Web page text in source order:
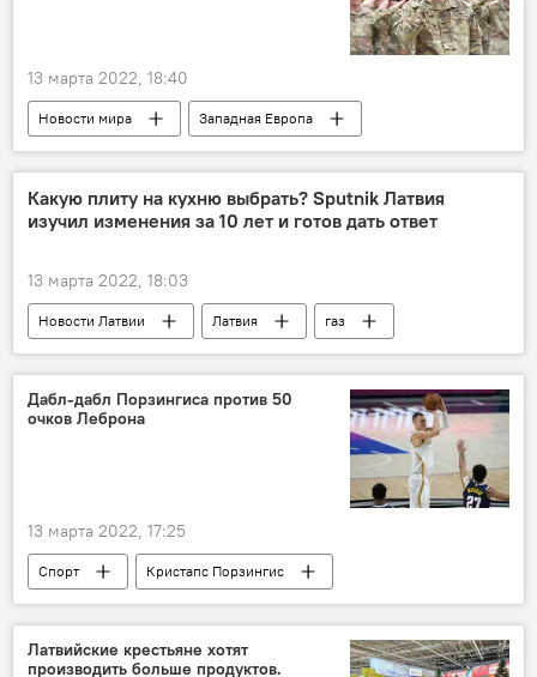
13 марта 2022, 18:40
Новости мира
Западная Европа
Украина
неонацизм
Операция по демилитаризации Украины
Какую плиту на кухню выбрать? Sputnik Латвия
изучил изменения за 10 лет и готов дать ответ
13 марта 2022, 18:03
Новости Латвии Латвия
газ
электричество
столетие Финляндии
Дабл-дабл Порзингиса против 50
очков Леброна
13 марта 2022, 17:25
Спорт
Кристапс Порзингис
Национальная баскетбольная ассоциация (НБА)
Латвийские крестьяне хотят
производить больше продуктов.